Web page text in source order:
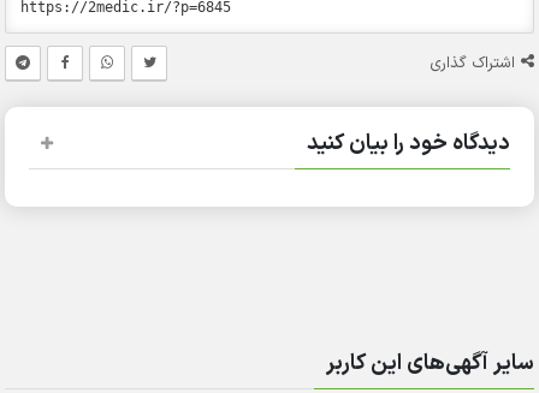
اشتراک گذاری
دیدگاه خود را بیان کنید
سایر آگهی‌های این کاربر